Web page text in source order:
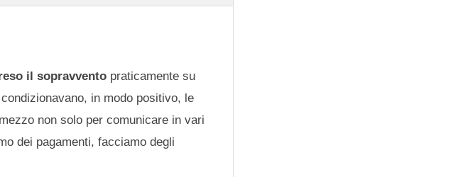
il sopravvento praticamente su
in modo positivo, le
non solo per comunicare in vari
dei pagamenti, facciamo degli